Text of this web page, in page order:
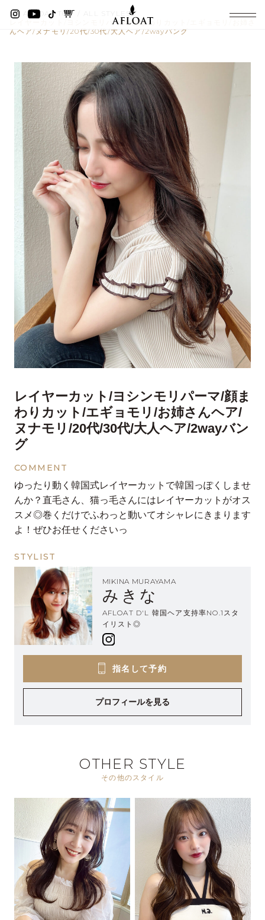
AFLOAT TOP
ALL STYLES
レイヤーカット/ヨシンモリパーマ/顔まわりカット/エギョモリ/お姉さ
んヘア/ヌナモリ/20代/30代/大人ヘア/2wayバング
レイヤーカット/ヨシンモリパーマ/顔ま
わりカット/エギョモリ/お姉さんヘア/
ヌナモリ/20代/30代/大人ヘア/2wayバン
グ
COMMENT
ゆったり動く韓国式レイヤーカットで韓国っぽくしませ
んか？直毛さん、猫っ毛さんにはレイヤーカットがオス
スメ◎巻くだけでふわっと動いてオシャレにきまります
よ！ぜひお任せくださいっ
STYLIST
MIKINA MURAYAMA
みきな
AFLOAT D'L 韓国ヘア支持率NO.1スタ
イリスト◎
指名して予約
プロフィールを見る
OTHER STYLE
その他のスタイル